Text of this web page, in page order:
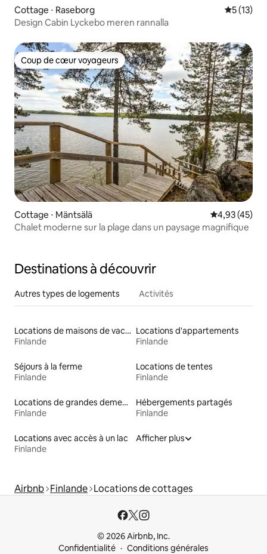
Cottage ⋅ Raseborg
5 (13)
Design Cabin Lyckebo meren rannalla
Coup de cœur voyageurs
Coup de cœur voyageurs
Cottage ⋅ Mäntsälä Évaluation
4,93 (45)
Chalet moderne sur la plage dans un paysage magnifique
Destinations à découvrir
Autres types de logements Activités
Locations de maisons de vacances
Finlande
Locations d'appartements
Finlande
Séjours à la ferme
Finlande
Locations de tentes
Finlande
Locations de grandes demeures
Finlande
Hébergements partagés
Finlande
Locations avec accès à un lac
Finlande
Afficher plus
Airbnb Finlande Locations de cottages
© 2026 Airbnb, Inc.
Confidentialité
Conditions générales